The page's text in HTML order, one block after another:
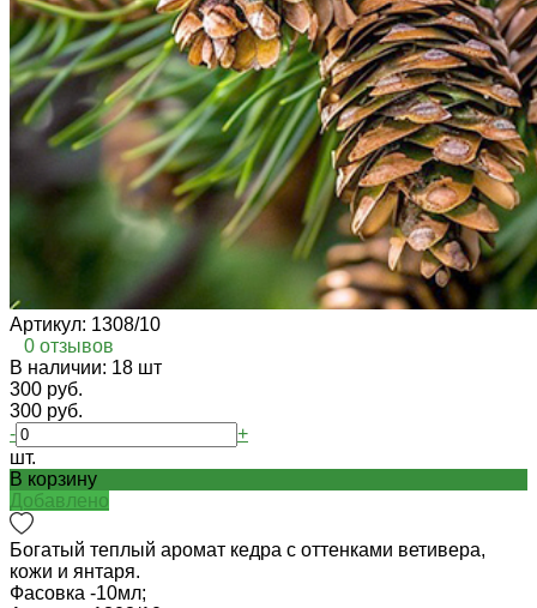
Артикул: 1308/10
0 отзывов
В наличии: 18 шт
300 руб.
300 руб.
-
+
шт.
В корзину
Добавлено
Богатый теплый аромат кедра с оттенками ветивера,
кожи и янтаря.
Фасовка -10мл;